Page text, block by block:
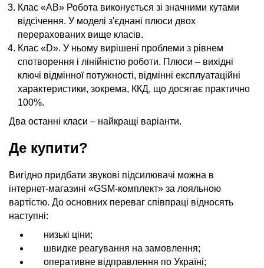
Клас «АВ» Робота виконується зі значними кутами
відсічення. У моделі з'єднані плюси двох
перерахованих вище класів.
Клас «D». У ньому вирішені проблеми з рівнем
спотворення і лінійністю роботи. Плюси – вихідні
ключі відмінної потужності, відмінні експлуатаційні
характеристики, зокрема, ККД, що досягає практично
100%.
Два останні класи – найкращі варіанти.
Де купити?
Вигідно придбати звукові підсилювачі можна в
інтернет-магазині «GSM-комплект» за лояльною
вартістю. До основних переваг співпраці відносять
наступні:
низькі ціни;
швидке реагування на замовлення;
оперативне відправлення по Україні;